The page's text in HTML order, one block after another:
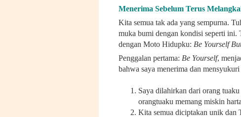
Menerima Sebelum Terus
Kita semua tak ada yang sempurna.
muka bumi dengan kondisi seperti ini.
dengan Moto Hidupku: Be Yourself
Penggalan pertama: Be Yourself,
bahwa saya menerima dan
Saya dilahirkan dari orang
orangtuaku memang miskin
Kita semua diciptakan unik dan